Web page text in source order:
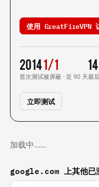
使用 GreatFireVPN
2014
首次测试
1/1
被屏蔽 · 近 90 天最
立即测试
加载中……
google.com 上其他已